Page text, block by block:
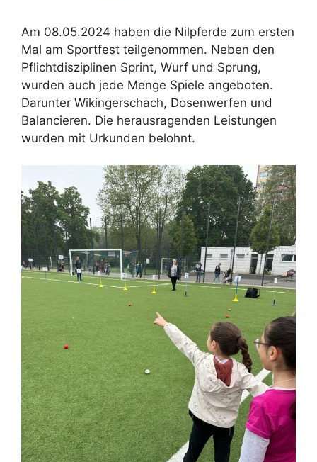
Am 08.05.2024 haben die Nilpferde zum ersten
Mal am Sportfest teilgenommen. Neben den
Pflichtdisziplinen Sprint, Wurf und Sprung,
wurden auch jede Menge Spiele angeboten.
Darunter Wikingerschach, Dosenwerfen und
Balancieren. Die herausragenden Leistungen
wurden mit Urkunden belohnt.